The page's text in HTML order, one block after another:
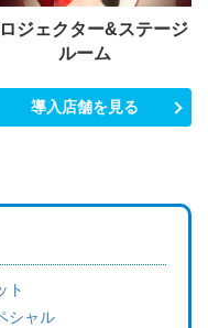
ジェクター&ステージ
ルーム
導入店舗を見る
ト
シャル